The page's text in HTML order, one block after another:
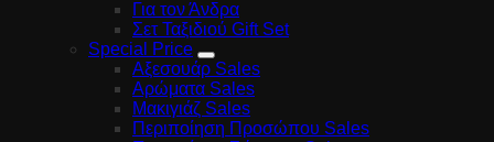
Για τον Άνδρα
Σετ Ταξιδιού Gift Set
Special Price
Αξεσουάρ Sales
Αρώματα Sales
Μακιγιάζ Sales
Περιποίηση Προσώπου Sales